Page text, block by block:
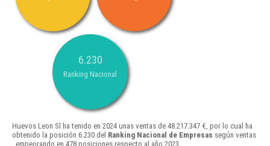
6.230
Ranking Nacional
Huevos Leon Sl ha tenido en 2024 unas ventas de 48.217.347 €, por lo cual ha
obtenido la posición 6.230 del Ranking Nacional de Empresas según ventas
, empeorando en 478 posiciones respecto al año 2023.